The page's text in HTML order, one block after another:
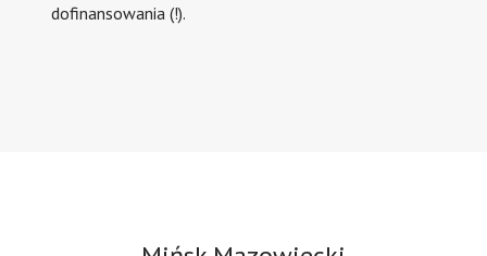
dofinansowania (!).